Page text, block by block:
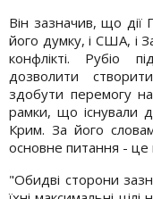
Він зазначив, що
його думку, і США, і
конфлікті. Рубіо
дозволити
здобути перемогу
рамки, що існували
Крим. За його
основне питання - це
"Обидві сторони